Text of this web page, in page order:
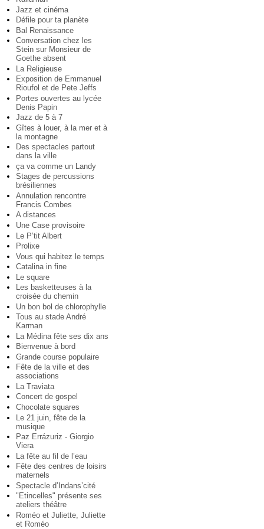
Jazz et cinéma
Défile pour ta planète
Bal Renaissance
Conversation chez les
Stein sur Monsieur de
Goethe absent
La Religieuse
Exposition de Emmanuel
Rioufol et de Pete Jeffs
Portes ouvertes au lycée
Denis Papin
Jazz de 5 à 7
Gîtes à louer, à la mer et à
la montagne
Des spectacles partout
dans la ville
ça va comme un Landy
Stages de percussions
brésiliennes
Annulation rencontre
Francis Combes
A distances
Une Case provisoire
Le P’tit Albert
Prolixe
Vous qui habitez le temps
Catalina in fine
Le square
Les basketteuses à la
croisée du chemin
Un bon bol de chlorophylle
Tous au stade André
Karman
La Médina fête ses dix ans
Bienvenue à bord
Grande course populaire
Fête de la ville et des
associations
La Traviata
Concert de gospel
Chocolate squares
Le 21 juin, fête de la
musique
Paz Errázuriz - Giorgio
Viera
La fête au fil de l’eau
Fête des centres de loisirs
maternels
Spectacle d’Indans’cité
"Etincelles" présente ses
ateliers théâtre
Roméo et Juliette, Juliette
et Roméo